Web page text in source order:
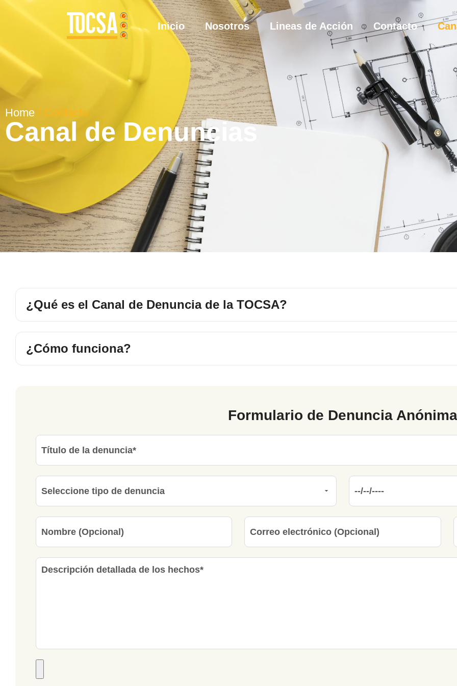
Inicio Nosotros Lineas de Acción Contacto
Home / Contacto
Canal de Denuncias
¿Qué es el Canal de Denuncia de la TOCSA?
¿Cómo funciona?
Formulario de Denuncia Anónima